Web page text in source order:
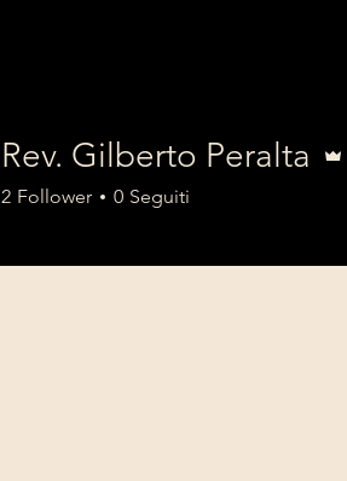
Rev. Gilberto Peralta
2 Follower 0 Seguiti